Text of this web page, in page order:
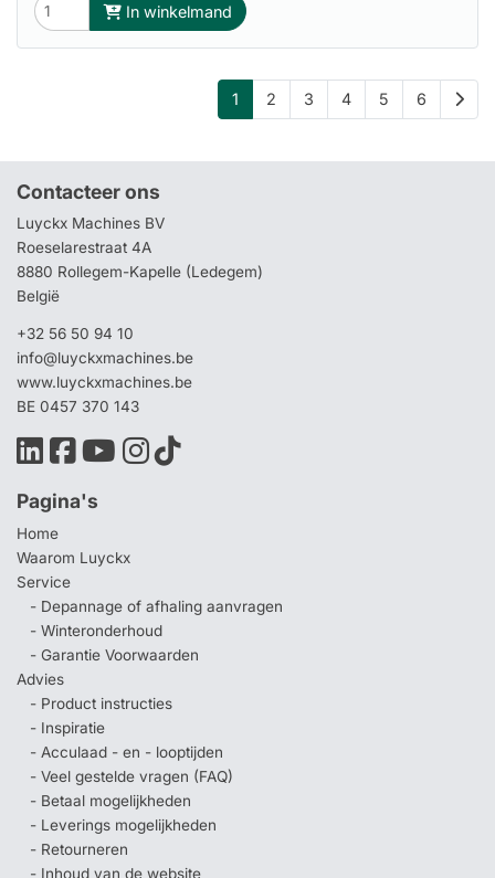
In winkelmand
1 2 3 4 5 6
Contacteer ons
Luyckx Machines BV
Roeselarestraat 4A
8880 Rollegem-Kapelle (Ledegem)
België
+32 56 50 94 10
info@luyckxmachines.be
www.luyckxmachines.be
BE 0457 370 143
Pagina's
Home
Waarom Luyckx
Service
- Depannage of afhaling aanvragen
- Winteronderhoud
- Garantie Voorwaarden
Advies
- Product instructies
- Inspiratie
- Acculaad - en - looptijden
- Veel gestelde vragen (FAQ)
- Betaal mogelijkheden
- Leverings mogelijkheden
- Retourneren
- Inhoud van de website